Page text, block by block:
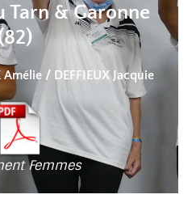
Tarn & Garonne
Amélie / DEFFIEUX Jacquie
Femmes